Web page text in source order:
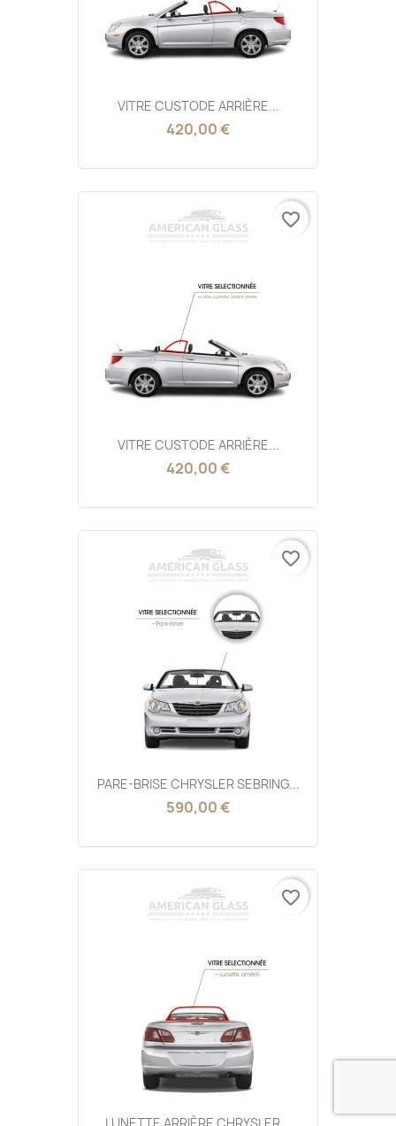
VITRE CUSTODE ARRIÈRE...
420,00 €
VITRE CUSTODE ARRIÈRE...
420,00 €
favorite_border
PARE-BRISE CHRYSLER SEBRING...
590,00 €
favorite_border
favorite_border